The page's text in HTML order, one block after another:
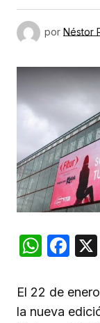
por Néstor
El 22 de
la nueva